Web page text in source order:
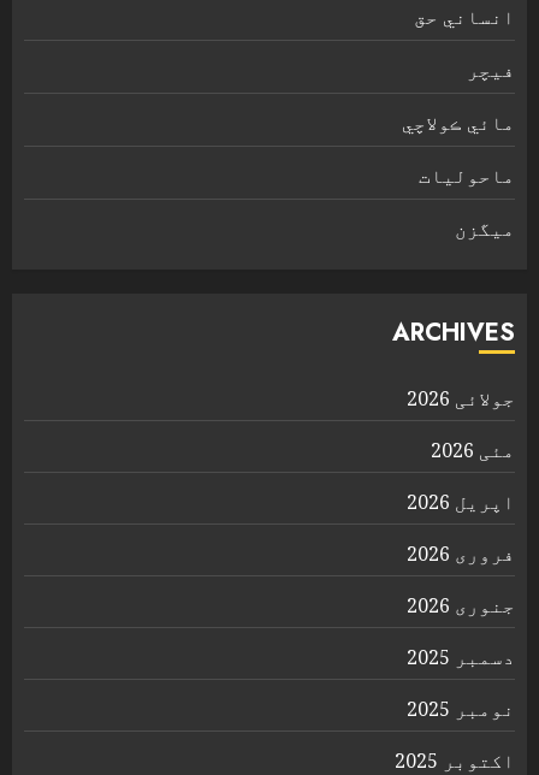
انساني حق
فیچر
مائي ڪولاچي
ماحولیات
ميگزن
ARCHIVES
جولائی 2026
مئی 2026
اپریل 2026
فروری 2026
جنوری 2026
دسمبر 2025
نومبر 2025
اکتوبر 2025